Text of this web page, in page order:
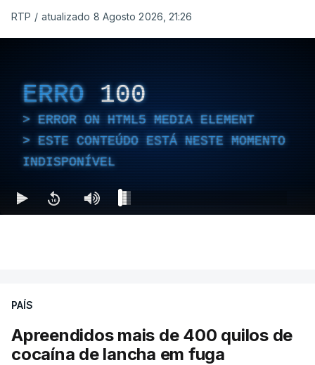
RTP / atualizado 8 Agosto 2026, 21:26
ERRO 100
ERROR ON HTML5 MEDIA ELEMENT
ESTE CONTEÚDO ESTÁ NESTE MOMENTO
INDISPONÍVEL
PAÍS
Apreendidos mais de 400 quilos de
cocaína de lancha em fuga